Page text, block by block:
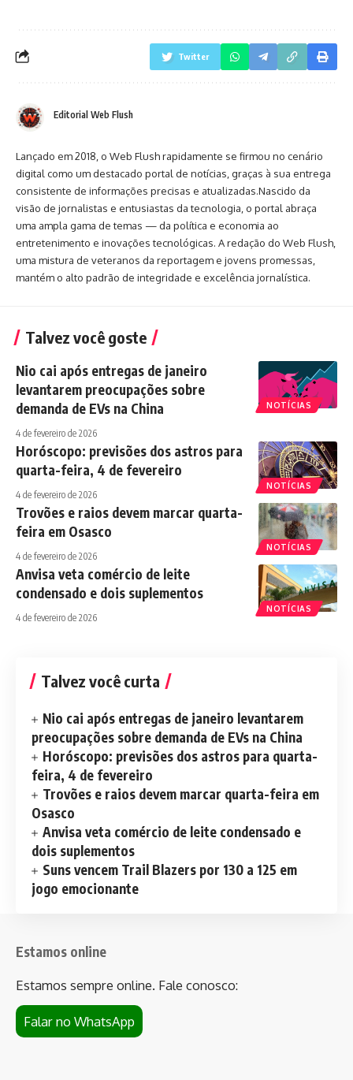
Twitter
Editorial Web Flush
Lançado em 2018, o Web Flush rapidamente se firmou no cenário
digital como um destacado portal de notícias, graças à sua entrega
consistente de informações precisas e atualizadas.Nascido da
visão de jornalistas e entusiastas da tecnologia, o portal abraça
uma ampla gama de temas — da política e economia ao
entretenimento e inovações tecnológicas. A redação do Web Flush,
uma mistura de veteranos da reportagem e jovens promessas,
mantém o alto padrão de integridade e excelência jornalística.
Talvez você goste
NOTÍCIAS
Nio cai após entregas de janeiro
levantarem preocupações sobre
demanda de EVs na China
4 de fevereiro de 2026
NOTÍCIAS
Horóscopo: previsões dos astros para
quarta-feira, 4 de fevereiro
4 de fevereiro de 2026
NOTÍCIAS
Trovões e raios devem marcar quarta-
feira em Osasco
4 de fevereiro de 2026
NOTÍCIAS
Anvisa veta comércio de leite
condensado e dois suplementos
4 de fevereiro de 2026
Talvez você curta
Nio cai após entregas de janeiro levantarem
preocupações sobre demanda de EVs na China
Horóscopo: previsões dos astros para quarta-
feira, 4 de fevereiro
Trovões e raios devem marcar quarta-feira em
Osasco
Anvisa veta comércio de leite condensado e
dois suplementos
Suns vencem Trail Blazers por 130 a 125 em
jogo emocionante
Estamos online
Estamos sempre online. Fale conosco:
Falar no WhatsApp